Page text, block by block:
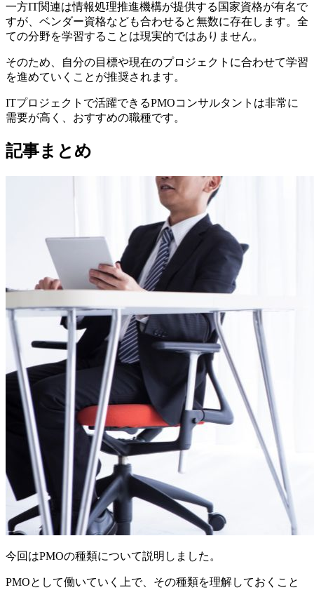
一方IT関連は情報処理推進機構が提供する国家資格が有名で
すが、ベンダー資格なども合わせると無数に存在します。全
ての分野を学習することは現実的ではありません。
そのため、自分の目標や現在のプロジェクトに合わせて学習
を進めていくことが推奨されます。
ITプロジェクトで活躍できるPMOコンサルタントは非常に
需要が高く、おすすめの職種です。
記事まとめ
今回はPMOの種類について説明しました。
PMOとして働いていく上で、その種類を理解しておくこと